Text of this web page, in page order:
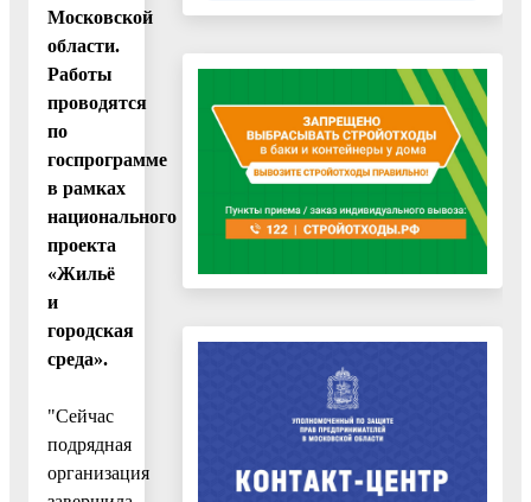
Московской
области.
Работы
проводятся
по
госпрограмме
в рамках
национального
проекта
«Жильё
и
городская
среда».
"Сейчас
подрядная
организация